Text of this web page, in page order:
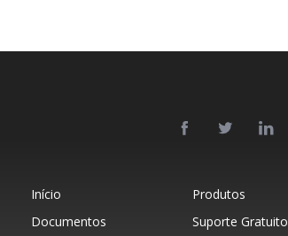
Início Produtos
Documentos
Suporte Gratuito